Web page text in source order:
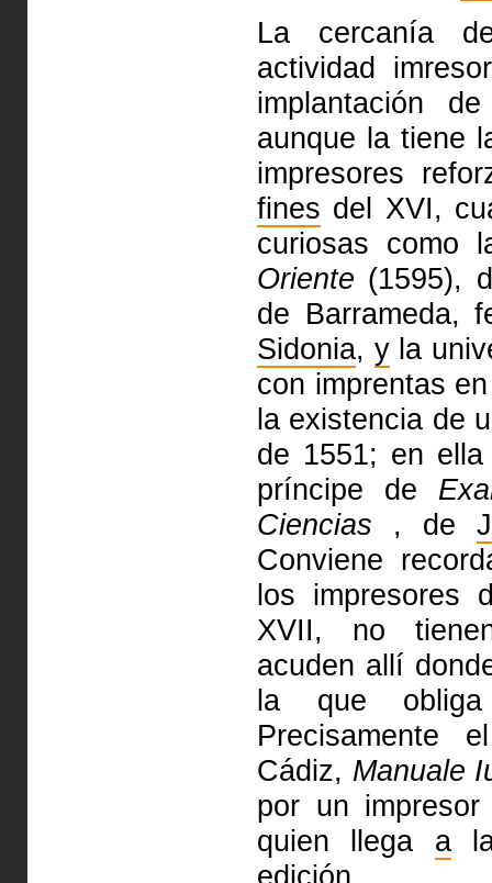
La cercanía
actividad
implantación
aunque la tiene
impresores
fines del XVI,
curiosas como
Oriente (1595),
de Barrameda,
Sidonia, yla
con imprentas
la existencia de
de 1551; en
príncipe de
Ciencias , de
Conviene
los impresores
XVII, no
acuden allí
la que
Precisamente
Cádiz, Manuale
por un impresor
quien llega ala
edición.